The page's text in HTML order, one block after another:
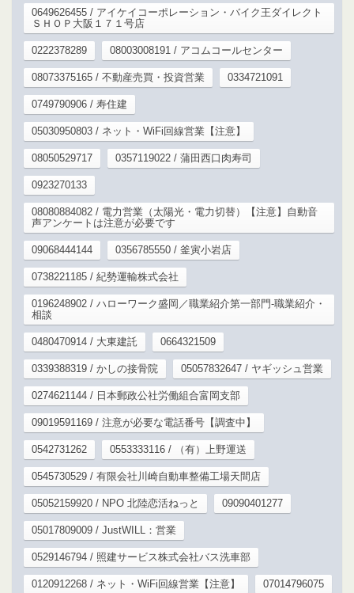
0649626455 / アイケイコーポレーション・バイク王ダイレクト
ＳＨＯＰ大阪１７１号店
0222378289 08003008191 / アコムコールセンター
08073375165 / 不動産売買・投資営業 0334721091
0749790906 / 寿住建
05030950803 / ネット・WiFi回線営業【注意】
08050529717 0357119022 / 蒲田西口肉寿司
0923270133
08080884082 / 電力営業（太陽光・電力切替）【注意】自動音
声アンケートは注意が必要です
09068444144 0356785550 / 釜寅小岩店
0738221185 / 紀勢運輸株式会社
0196248902 / ハローワーク盛岡／職業紹介第一部門‐職業紹介・
相談
0480470914 / 大東建託 0664321509
0339388319 / かしの接骨院 05057832647 / ヤギッシュ営業
0274621144 / 日本郵政公社労働組合富岡支部
09019591169 / 注意が必要な電話番号【調査中】
0542731262 0553333116 / （有）上野運送
0545730529 / 有限会社川崎自動車整備工場天間店
05052159920 / NPO 北陸恋活ねっと 09090401277
05017809009 / JustWILL：営業
0529146794 / 照建サービス株式会社バス洗車部
0120912268 / ネット・WiFi回線営業【注意】 07014796075